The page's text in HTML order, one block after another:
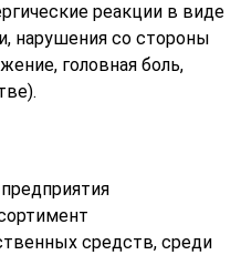
реакции в виде
нарушения со стороны
головная боль,
средств, среди